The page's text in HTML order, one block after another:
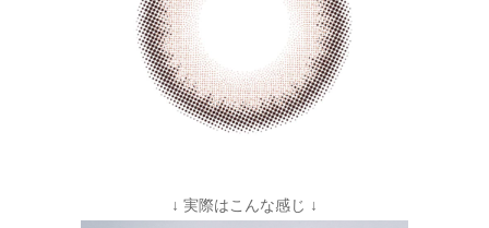
↓ 実際はこんな感じ ↓